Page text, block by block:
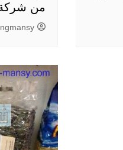
من